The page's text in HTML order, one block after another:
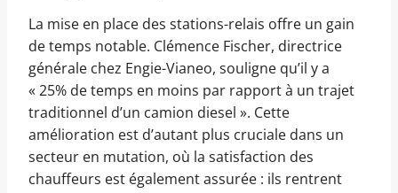
La mise en place des stations-relais offre un gain
de temps notable. Clémence Fischer, directrice
générale chez Engie-Vianeo, souligne qu’il y a
« 25% de temps en moins par rapport à un trajet
traditionnel d’un camion diesel ». Cette
amélioration est d’autant plus cruciale dans un
secteur en mutation, où la satisfaction des
chauffeurs est également assurée : ils rentrent